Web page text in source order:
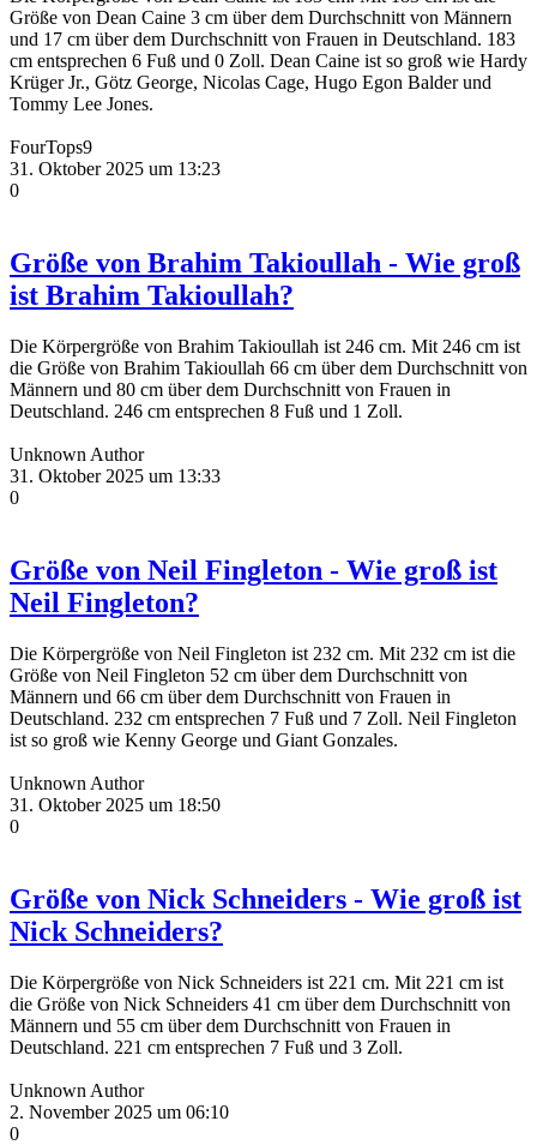
Größe von Dean Caine 3 cm über dem Durchschnitt von Männern
und 17 cm über dem Durchschnitt von Frauen in Deutschland. 183
cm entsprechen 6 Fuß und 0 Zoll. Dean Caine ist so groß wie Hardy
Krüger Jr., Götz George, Nicolas Cage, Hugo Egon Balder und
Tommy Lee Jones.
FourTops9
31. Oktober 2025 um 13:23
0
Größe von Brahim Takioullah - Wie groß
ist Brahim Takioullah?
Die Körpergröße von Brahim Takioullah ist 246 cm. Mit 246 cm ist
die Größe von Brahim Takioullah 66 cm über dem Durchschnitt von
Männern und 80 cm über dem Durchschnitt von Frauen in
Deutschland. 246 cm entsprechen 8 Fuß und 1 Zoll.
Unknown Author
31. Oktober 2025 um 13:33
0
Größe von Neil Fingleton - Wie groß ist
Neil Fingleton?
Die Körpergröße von Neil Fingleton ist 232 cm. Mit 232 cm ist die
Größe von Neil Fingleton 52 cm über dem Durchschnitt von
Männern und 66 cm über dem Durchschnitt von Frauen in
Deutschland. 232 cm entsprechen 7 Fuß und 7 Zoll. Neil Fingleton
ist so groß wie Kenny George und Giant Gonzales.
Unknown Author
31. Oktober 2025 um 18:50
0
Größe von Nick Schneiders - Wie groß ist
Nick Schneiders?
Die Körpergröße von Nick Schneiders ist 221 cm. Mit 221 cm ist
die Größe von Nick Schneiders 41 cm über dem Durchschnitt von
Männern und 55 cm über dem Durchschnitt von Frauen in
Deutschland. 221 cm entsprechen 7 Fuß und 3 Zoll.
Unknown Author
2. November 2025 um 06:10
0